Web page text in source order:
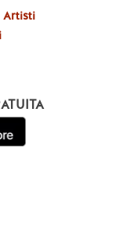
Artisti